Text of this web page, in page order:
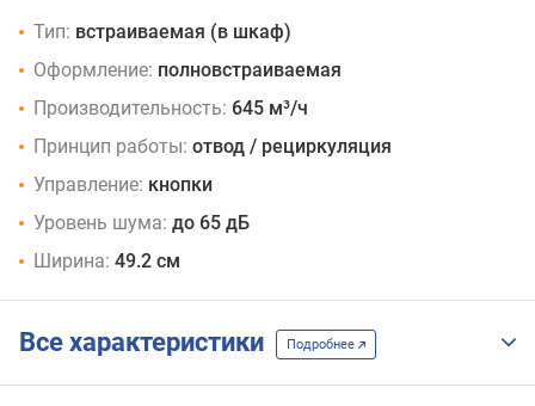
Тип: встраиваемая (в шкаф)
Оформление: полновстраиваемая
Производительность: 645 м³/ч
Принцип работы: отвод / рециркуляция
Управление: кнопки
Уровень шума: до 65 дБ
Ширина: 49.2 см
Все характеристики Подробнее